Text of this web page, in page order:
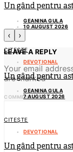
Un gând pentru
GEANINA GULA
10 AUGUST 2026
CITEȘTE
DEVOȚIONAL
Un gând pentru
GEANINA GULA
7 AUGUST 2026
CITEȘTE
DEVOȚIONAL
Un gând pentru
‹ ›
LEAVE A REPLY
Your email
are marked*
COMMENT*